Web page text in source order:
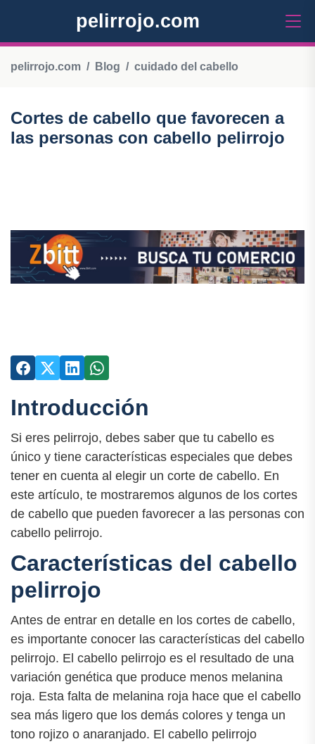
pelirrojo.com
pelirrojo.com Blog cuidado del cabello
Cortes de cabello que favorecen a
las personas con cabello pelirrojo
Introducción
Si eres pelirrojo, debes saber que tu cabello es
único y tiene características especiales que debes
tener en cuenta al elegir un corte de cabello. En
este artículo, te mostraremos algunos de los cortes
de cabello que pueden favorecer a las personas con
cabello pelirrojo.
Características del cabello
pelirrojo
Antes de entrar en detalle en los cortes de cabello,
es importante conocer las características del cabello
pelirrojo. El cabello pelirrojo es el resultado de una
variación genética que produce menos melanina
roja. Esta falta de melanina roja hace que el cabello
sea más ligero que los demás colores y tenga un
tono rojizo o anaranjado. El cabello pelirrojo